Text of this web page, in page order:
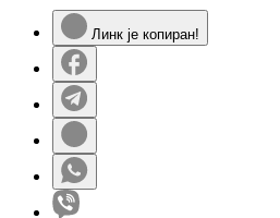
Линк је копиран!